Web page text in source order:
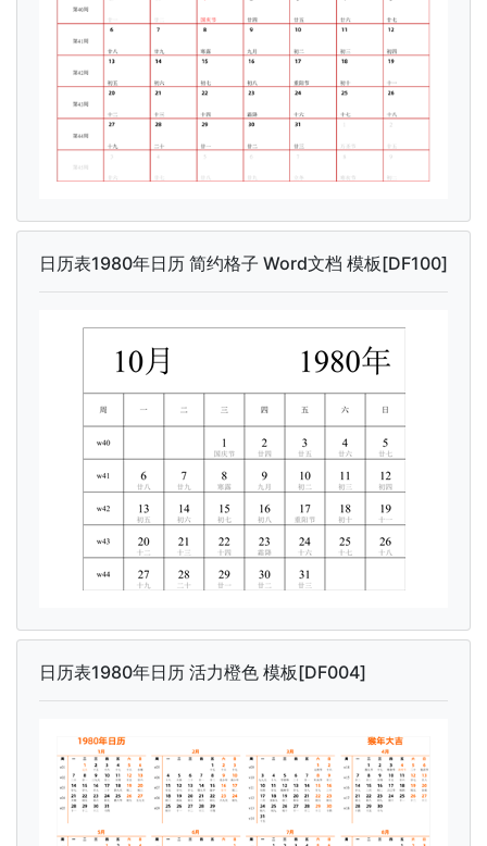
日历表1980年日历 简约格子 Word文档 模板[DF100]
日历表1980年日历 活力橙色 模板[DF004]